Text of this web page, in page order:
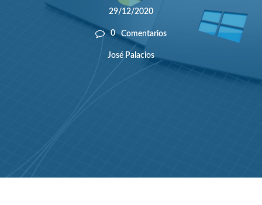
29/12/2020
0 Comentarios
José Palacios